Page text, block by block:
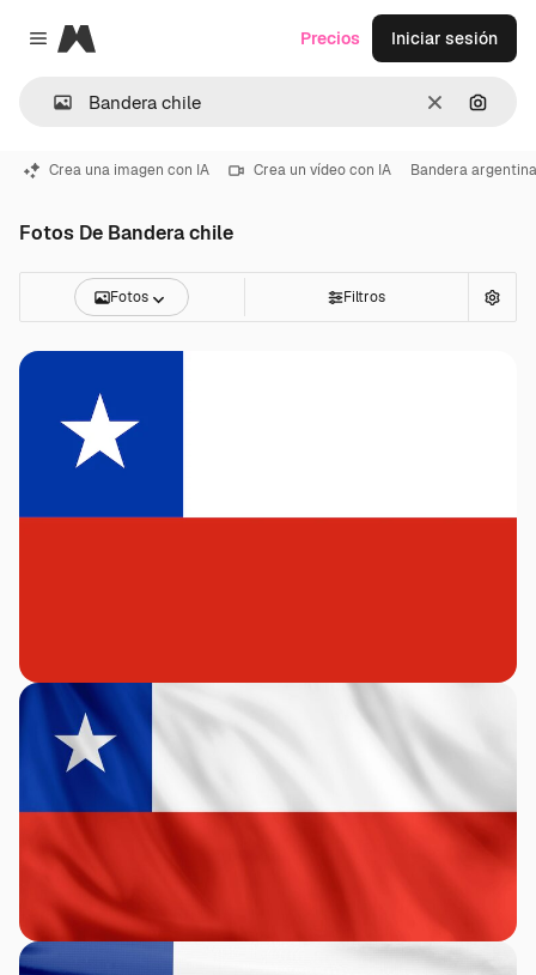
Close menu
Magnific
Borrar
Precios Iniciar sesión
Crea una imagen con IA Crea un vídeo con IA Bandera argentina
Fotos De Bandera chile
Fotos Filtros